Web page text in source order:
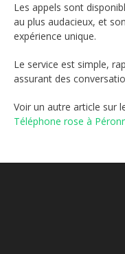
Les appels sont
au plus audacieux, et
expérience unique.
Le service est simple,
assurant des
Voir un autre article sur
Téléphone rose à